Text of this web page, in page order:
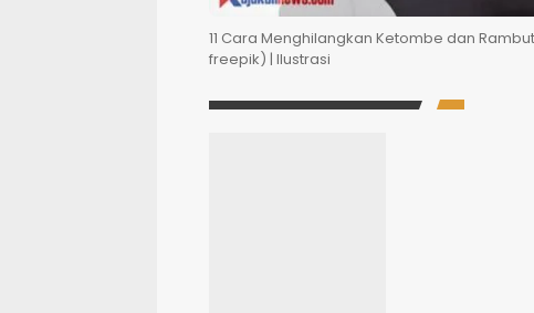
11 Cara Menghilangkan Ketombe dan
freepik) | Ilustrasi